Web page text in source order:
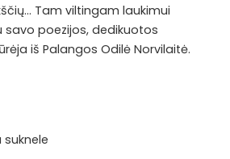
Tam viltingam laukimui
poezijos, dedikuotos
iš Palangos Odilė Norvilaitė.